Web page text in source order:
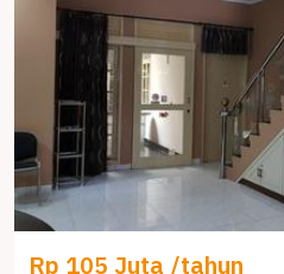
Rp 105 Juta /tahun